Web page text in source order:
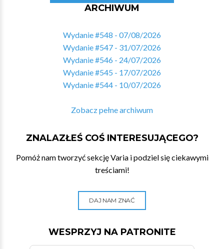
ARCHIWUM
Wydanie #548 - 07/08/2026
Wydanie #547 - 31/07/2026
Wydanie #546 - 24/07/2026
Wydanie #545 - 17/07/2026
Wydanie #544 - 10/07/2026
Zobacz pełne archiwum
ZNALAZŁEŚ COŚ INTERESUJĄCEGO?
Pomóż nam tworzyć sekcję Varia i podziel się ciekawymi
treściami!
DAJ NAM ZNAĆ
WESPRZYJ NA PATRONITE